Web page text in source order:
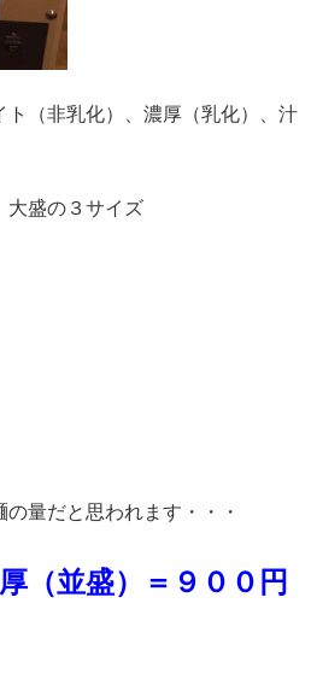
ト（非乳化）、濃厚（乳化）、汁
大盛の３サイズ
量だと思われます・・・
（並盛）＝９００円